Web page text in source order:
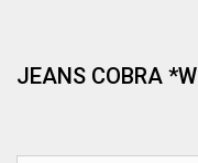
JEANS COBRA